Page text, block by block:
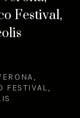
Festival,
FESTIVAL,